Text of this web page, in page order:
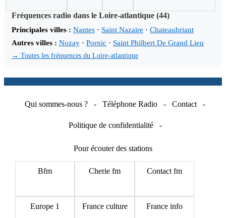
Fréquences radio dans le Loire-atlantique (44)
Principales villes : Nantes · Saint Nazaire · Chateaubriant
Autres villes : Nozay · Pornic · Saint Philbert De Grand Lieu
→ Toutes les fréquences du Loire-atlantique
.
Qui sommes-nous ? - Téléphone Radio - Contact -
Politique de confidentialité -
Pour écouter des stations
Bfm Cherie fm Contact fm
Europe 1 France culture France info